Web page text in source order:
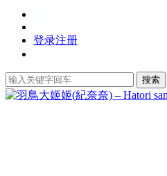
登录注册
搜索